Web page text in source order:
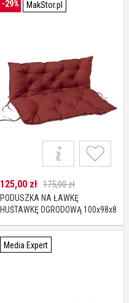
-29% MakStor.pl
125,00 zł 175,00 zł
PODUSZKA NA ŁAWKĘ
HUŚTAWKĘ OGRODOWĄ 100x98x8
Media Expert